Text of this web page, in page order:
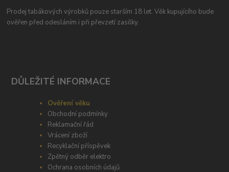
Prodej tabákových výrobků pouze starším 18 let. Věk kupujícího bude
ověřen před odesláním i při převzetí zasilky.
DŮLEŽITÉ INFORMACE
Ověření věku
Obchodní podmínky
Reklamační řád
Vrácení zboží
Recyklační příspěvek
Zpětný odběr elektro
Ochrana osobních údajů